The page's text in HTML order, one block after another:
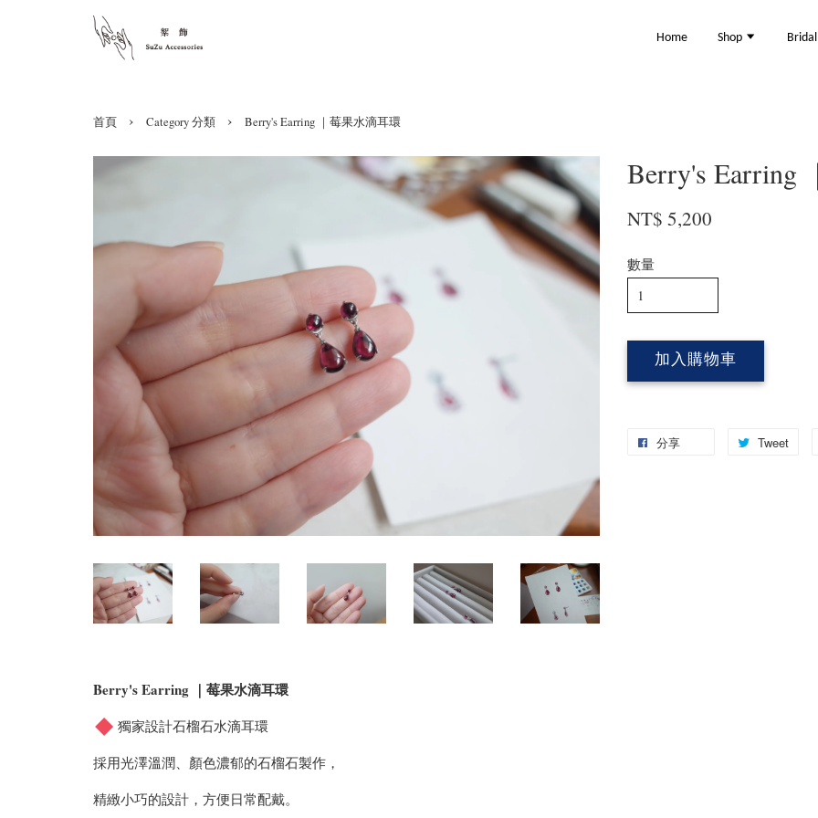
Home Shop Bridal
首頁 › Category 分類 › Berry's Earring ｜莓果水滴耳環
Berry's Earring
NT$ 5,200
數量
加入購物車
分享 Tweet
Berry's Earring ｜莓果水滴耳環
獨家設計石榴石水滴耳環
採用光澤溫潤、顏色濃郁的石榴石製作，
精緻小巧的設計，方便日常配戴。